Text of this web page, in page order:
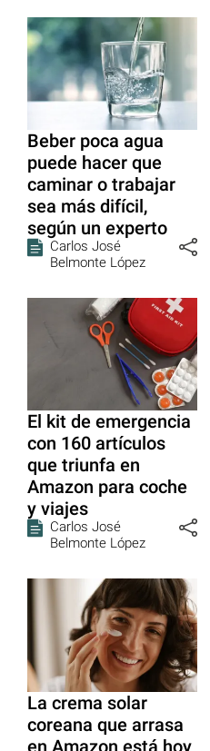
Beber poca agua
puede hacer que
caminar o trabajar
sea más difícil,
según un experto
Carlos José
Belmonte López
El kit de emergencia
con 160 artículos
que triunfa en
Amazon para coche
y viajes
Carlos José
Belmonte López
La crema solar
coreana que arrasa
en Amazon está hoy